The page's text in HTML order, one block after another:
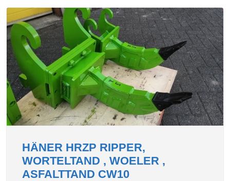
HÄNER HRZP RIPPER,
WORTELTAND , WOELER ,
ASFALTTAND CW10